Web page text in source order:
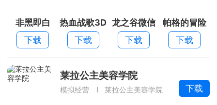
非黑即白
下载
热血战歌3D
下载
龙之谷微信
账号登陆版
下载
帕格的冒险
下载
莱拉公主美容学院
模拟经营 莱拉公主美容学院 下载